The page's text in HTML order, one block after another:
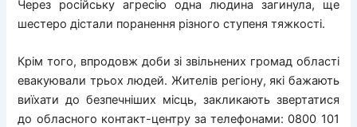
Через російську агресію одна людина загинула, ще
шестеро дістали поранення різного ступеня тяжкості.
Крім того, впродовж доби зі звільнених громад області
евакуювали трьох людей. Жителів регіону, які бажають
виїхати до безпечніших місць, закликають звертатися
до обласного контакт-центру за телефонами: 0800 101